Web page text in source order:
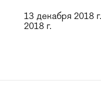
13 декабря 2018
2018 г.